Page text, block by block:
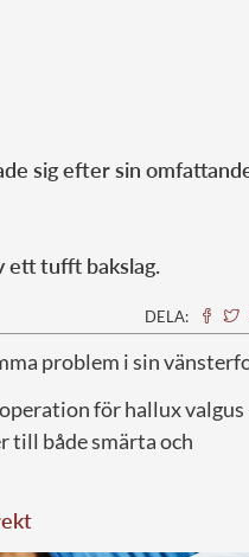
sig efter sin
ett tufft bakslag.
DELA:
problem i sin
för hallux valgus
till både smärta och